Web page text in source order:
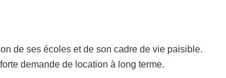
de ses écoles et de son cadre de vie paisible.
demande de location à long terme.